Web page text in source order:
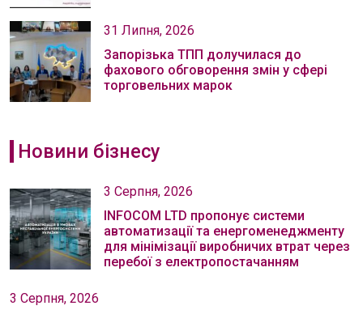
31 Липня, 2026
Запорізька ТПП долучилася до
фахового обговорення змін у сфері
торговельних марок
Новини бізнесу
3 Серпня, 2026
INFOCOM LTD пропонує системи
автоматизації та енергоменеджменту
для мінімізації виробничих втрат через
перебої з електропостачанням
3 Серпня, 2026